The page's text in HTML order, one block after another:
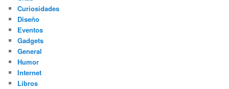
Curiosidades
Diseño
Eventos
Gadgets
General
Humor
Internet
Libros